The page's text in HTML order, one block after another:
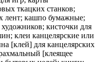
ткацких станков;
лент; кашпо бумажные;
кисточки для
клеи канцелярские или
[клей] для канцелярских
[клеящее